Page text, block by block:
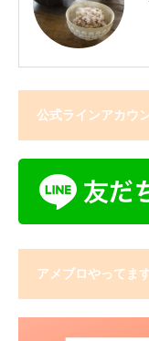
公式ラインアカウ
アメブロやってま